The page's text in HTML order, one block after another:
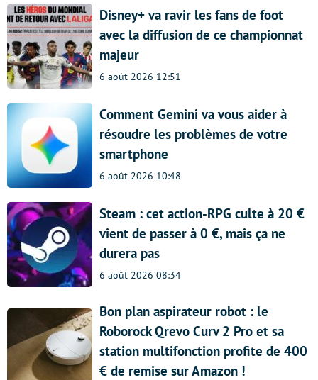
Disney+ va ravir les fans de foot
avec la diffusion de ce championnat
majeur
6 août 2026 12:51
Comment Gemini va vous aider à
résoudre les problèmes de votre
smartphone
6 août 2026 10:48
Steam : cet action-RPG culte à 20 €
vient de passer à 0 €, mais ça ne
durera pas
6 août 2026 08:34
Bon plan aspirateur robot : le
Roborock Qrevo Curv 2 Pro et sa
station multifonction profite de 400
€ de remise sur Amazon !